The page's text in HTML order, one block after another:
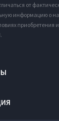
от
информацию о
приобретения